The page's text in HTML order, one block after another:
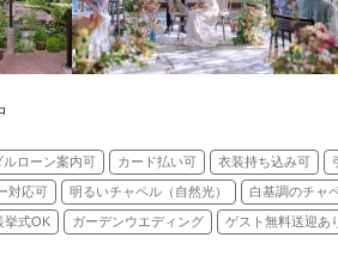
ルローン案内可 カード払い可 衣装持ち込み可
対応可 明るいチャペル（自然光） 白基調のチャ
挙式OK ガーデンウエディング ゲスト無料送迎あ